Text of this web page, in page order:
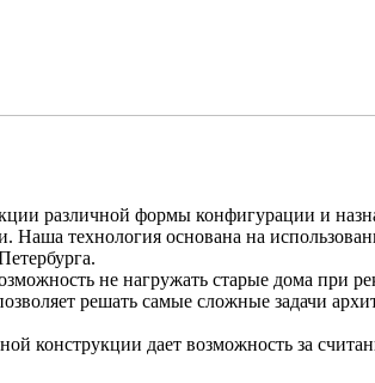
различной формы конфигурации и
Наша технология основана на
не нагружать старые дома при
решать самые сложные задачи
конструкции дает возможность за